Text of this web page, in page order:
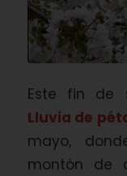
Este fin de
Lluvia de
mayo,
montón de